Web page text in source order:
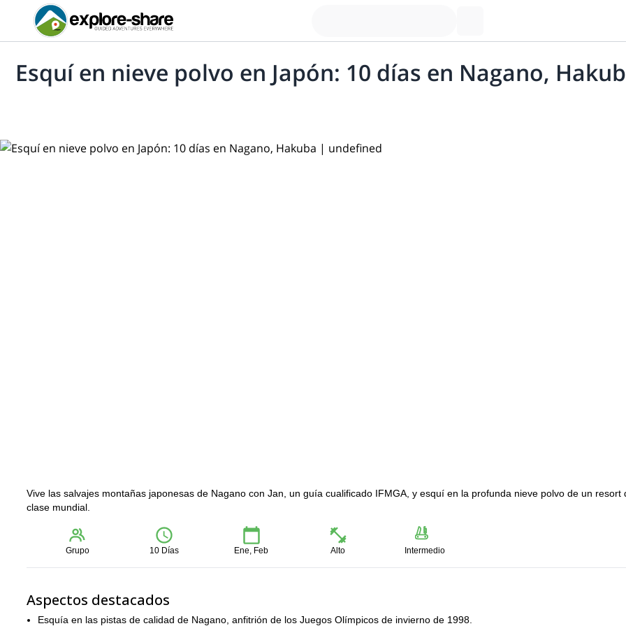
Esquí en nieve polvo en Japón: 10 días en Nagano,
Vive las salvajes montañas japonesas de Nagano con Jan, un guía cualificado IFMGA, y esquí en la profunda nieve polvo de un resort
clase mundial.
Grupo 10 Días Ene, Feb Alto Intermedio
Aspectos destacados
Esquía en las pistas de calidad de Nagano, anfitrión de los Juegos Olímpicos de invierno de 1998.